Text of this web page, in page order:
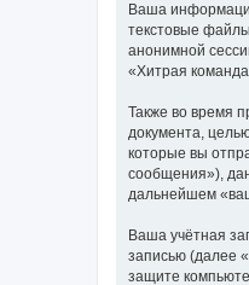
Ваша
текстовые
анонимной
«Хитрая
Также во время
документа,
которые вы
сообщения»),
дальнейшем
Ваша учётная
записью (далее
защите